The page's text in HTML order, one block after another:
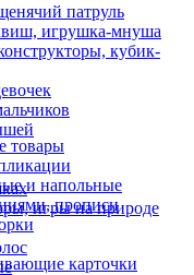
патруль
игрушка-мнуша
кубик-
игры на природе
товары
и напольные
прописи
карточки